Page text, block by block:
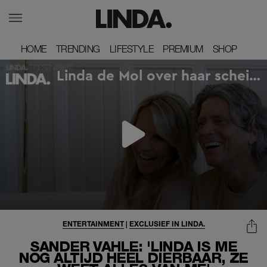
HOME
HOME TRENDING
TRENDING LIFESTYLE
LIFESTYLE PREMIUM
PREMIUM SHOP
SHOP
SANDER VAHLE: 'LINDA IS ME
NOG ALTIJD HEEL DIERBAAR, ZE
ENTERTAINMENT| EXCLUSIEF IN LINDA.